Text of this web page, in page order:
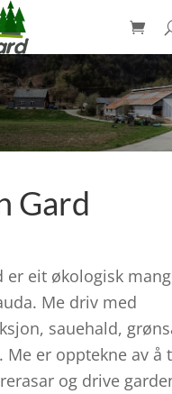
Gard
er eit økologisk
Me driv med
sauehald,
Me er opptekne av å
og drive